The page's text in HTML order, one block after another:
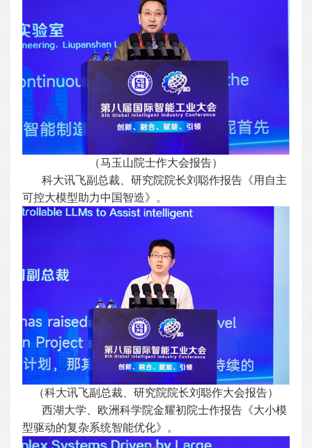
（马玉山院士作大会报告）
科大讯飞副总裁、研究院院长刘聪作报告《用自主
可控大模型助力中国智造》。
（科大讯飞副总裁、研究院院长刘聪作大会报告）
西湖大学、欧洲科学院金耀初院士作报告《大小模
型驱动的复杂系统智能优化》。